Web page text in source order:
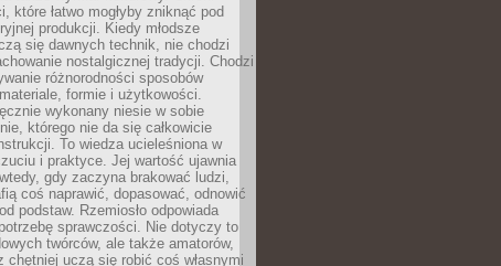
które łatwo mogłyby zniknąć pod
produkcji. Kiedy młodsze
się dawnych technik, nie chodzi
nostalgicznej tradycji. Chodzi
różnorodności sposobów
formie i użytkowości.
wykonany niesie w sobie
którego nie da się całkowicie
To wiedza ucieleśniona w
i praktyce. Jej wartość ujawnia
gdy zaczyna brakować ludzi,
coś naprawić, dopasować, odnowić
podstaw. Rzemiosło odpowiada
sprawczości. Nie dotyczy to
twórców, ale także amatorów,
chętniej uczą się robić coś własnymi